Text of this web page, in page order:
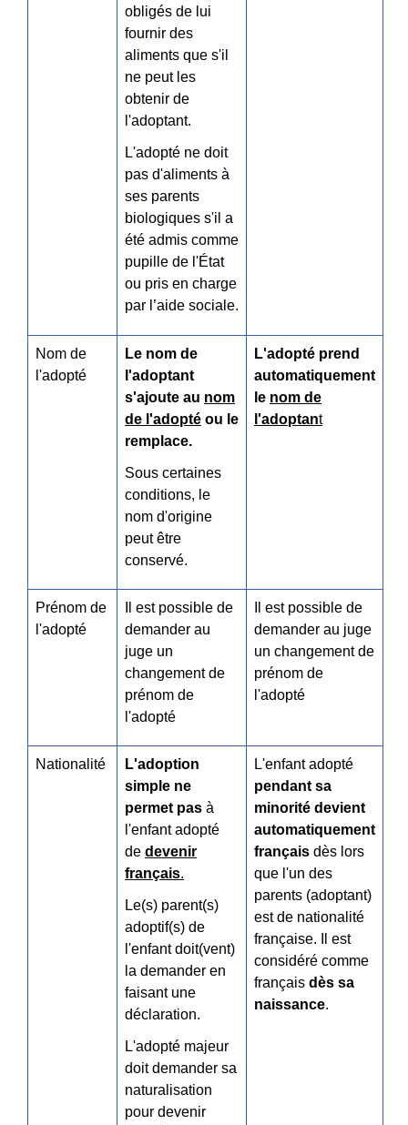
obligés de lui
fournir des
aliments que s'il
ne peut les
obtenir de
l'adoptant.
L'adopté ne doit
pas d'aliments à
ses parents
biologiques s'il a
été admis comme
pupille de l'État
ou pris en charge
par l’aide sociale.
Nom de
l'adopté
Le nom de
l'adoptant
s'ajoute au nom
de l'adopté ou le
remplace.
Sous certaines
conditions, le
nom d'origine
peut être
conservé.
L'adopté prend
automatiquement
le nom de
l'adoptant
Prénom de
l'adopté
Il est possible de
demander au
juge un
changement de
prénom de
l'adopté
Il est possible de
demander au juge
un changement de
prénom de
l'adopté
Nationalité
L'adoption
simple ne
permet pas à
l'enfant adopté
de devenir
français.
Le(s) parent(s)
adoptif(s) de
l'enfant doit(vent)
la demander en
faisant une
déclaration.
L'adopté majeur
doit demander sa
naturalisation
pour devenir
L'enfant adopté
pendant sa
minorité devient
automatiquement
français dès lors
que l'un des
parents (adoptant)
est de nationalité
française. Il est
considéré comme
français dès sa
naissance.